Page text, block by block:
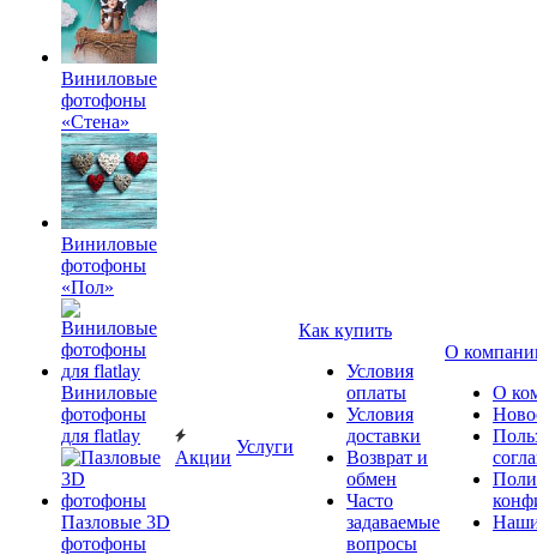
Виниловые
фотофоны
«Стена»
Виниловые
фотофоны
«Пол»
Виниловые
фотофоны
для flatlay
Пазловые 3D
фотофоны
Акции
Услуги
Как купить
Условия
оплаты
Условия
доставки
Возврат и
обмен
Часто
задаваемые
вопросы
О
О